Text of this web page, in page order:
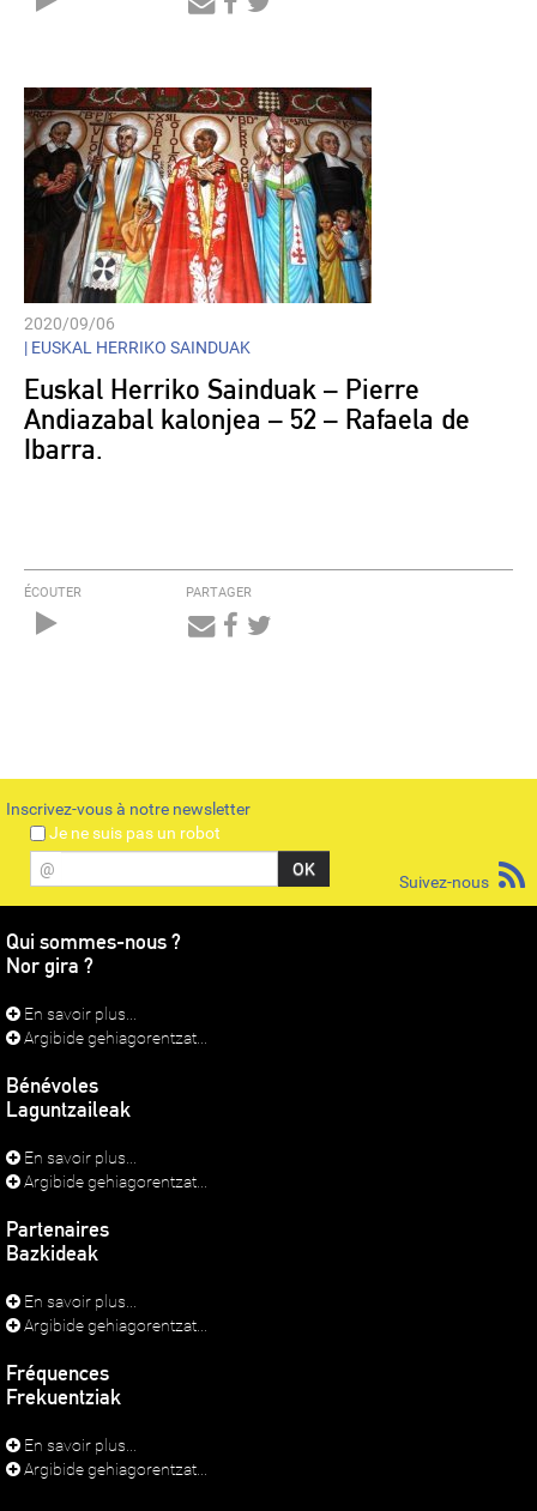
2020/09/06
| EUSKAL HERRIKO SAINDUAK
Euskal Herriko Sainduak – Pierre
Andiazabal kalonjea – 52 – Rafaela de
Ibarra.
ÉCOUTER PARTAGER
Inscrivez-vous à notre newsletter
Je ne suis pas un robot
@
Suivez-nous
Qui sommes-nous ?
Nor gira ?
En savoir plus...
Argibide gehiagorentzat...
Bénévoles
Laguntzaileak
En savoir plus...
Argibide gehiagorentzat...
Partenaires
Bazkideak
En savoir plus...
Argibide gehiagorentzat...
Fréquences
Frekuentziak
En savoir plus...
Argibide gehiagorentzat...